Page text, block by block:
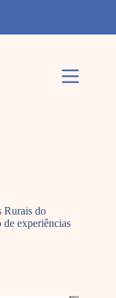
Rurais do
experiências